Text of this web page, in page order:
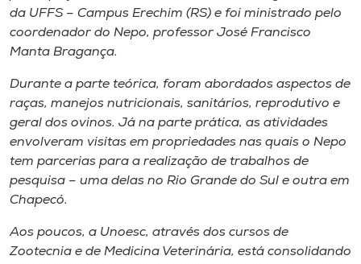
Biblioteca
Editora
Rádio
Museu
Unoesc
da UFFS – Campus Erechim (RS) e foi ministrado pelo
coordenador do Nepo, professor José Francisco
Manta Bragança.
Durante a parte teórica, foram abordados aspectos de
raças, manejos nutricionais, sanitários, reprodutivo e
geral dos ovinos. Já na parte prática, as atividades
envolveram visitas em propriedades nas quais o Nepo
tem parcerias para a realização de trabalhos de
pesquisa – uma delas no Rio Grande do Sul e outra em
Chapecó.
Aos poucos, a Unoesc, através dos cursos de
Zootecnia e de Medicina Veterinária, está consolidando